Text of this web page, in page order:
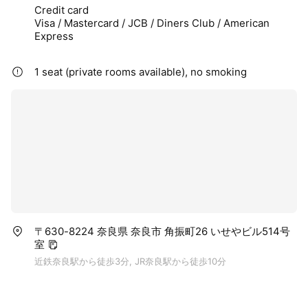
Credit card
Visa / Mastercard / JCB / Diners Club / American
Express
1 seat (private rooms available), no smoking
〒630-8224 奈良県 奈良市 角振町26 いせやビル514号
室
近鉄奈良駅から徒歩3分, JR奈良駅から徒歩10分